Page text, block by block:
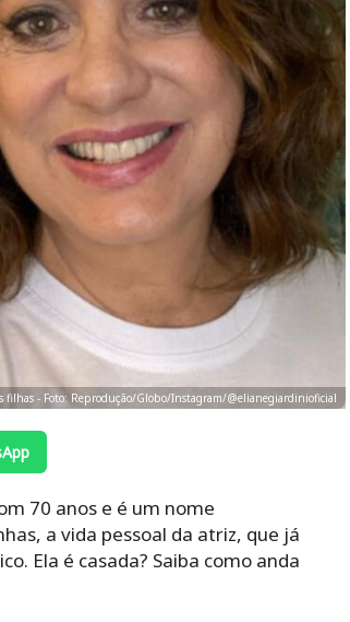
filhas - Foto: Reprodução/Globo/Instagram/@elianegiardinioficial
70 anos e é um nome
a vida pessoal da atriz, que já
Ela é casada? Saiba como anda